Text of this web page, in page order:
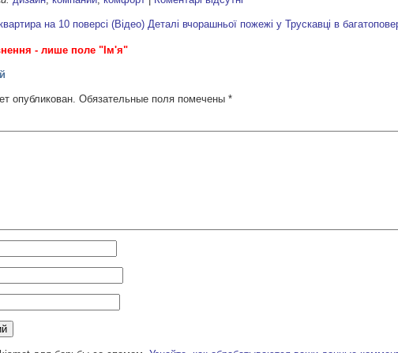
на 10 поверсі (Відео) Деталі вчорашньої пожежі у Трускавці в
- лише поле "Ім'я"
опубликован. Обязательные поля помечены*